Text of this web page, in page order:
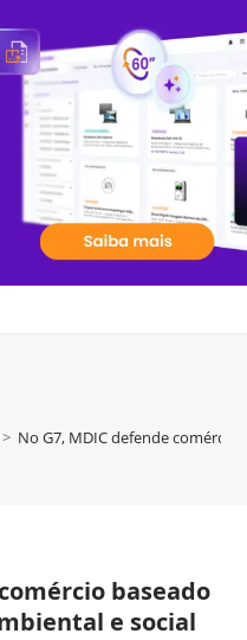
> No G7, MDIC defende
baseado
e social